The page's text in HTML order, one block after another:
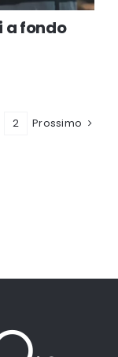
a fondo
2 Prossimo